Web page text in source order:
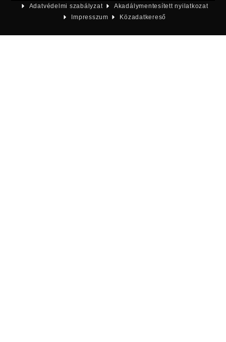
Adatvédelmi szabályzat
Akadálymentesített nyilatkozat
Impresszum
Közadatkereső